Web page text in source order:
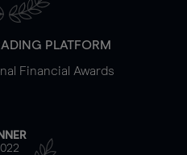
PLATFORM
Financial Awards